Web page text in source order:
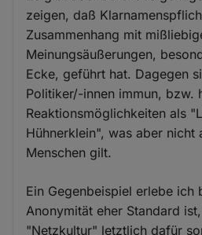
zeigen, daß
Zusammenhang mit
Meinungsäußerungen,
Ecke, geführt hat. Dagegen
Politiker/-innen immun, bzw.
Reaktionsmöglichkeiten als
Hühnerklein", was aber nicht
Menschen gilt.
Ein Gegenbeispiel erlebe ich
Anonymität eher Standard
"Netzkultur" letztlich dafür